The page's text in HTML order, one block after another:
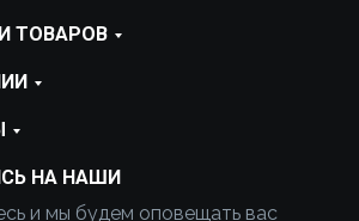
НА НАШИ
и мы будем оповещать вас
ТОВАРОВ